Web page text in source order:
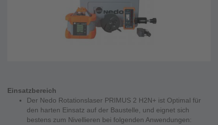
Einsatzbereich
Der Nedo Rotationslaser PRIMUS 2 H2N+ ist Optimal für
den harten Einsatz auf der Baustelle, und eignet sich
bestens zum Nivellieren bei folgenden Anwendungen: